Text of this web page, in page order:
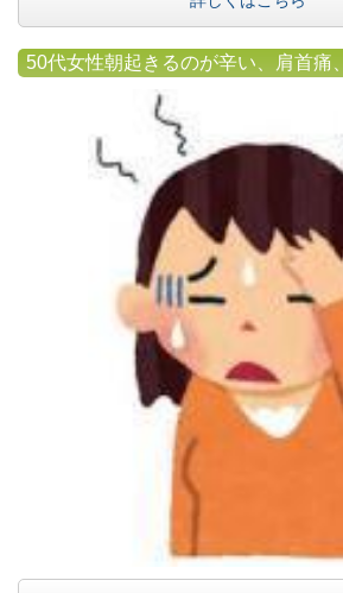
50代女性朝起きるのが辛い、肩首痛